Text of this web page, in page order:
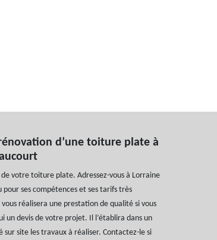
d’une toiture plate à
votre toiture plate. Adressez-vous à Lorraine
ses compétences et ses tarifs très
réalisera une prestation de qualité si vous
un devis de votre projet. Il l’établira dans un
sur site les travaux à réaliser. Contactez-le si